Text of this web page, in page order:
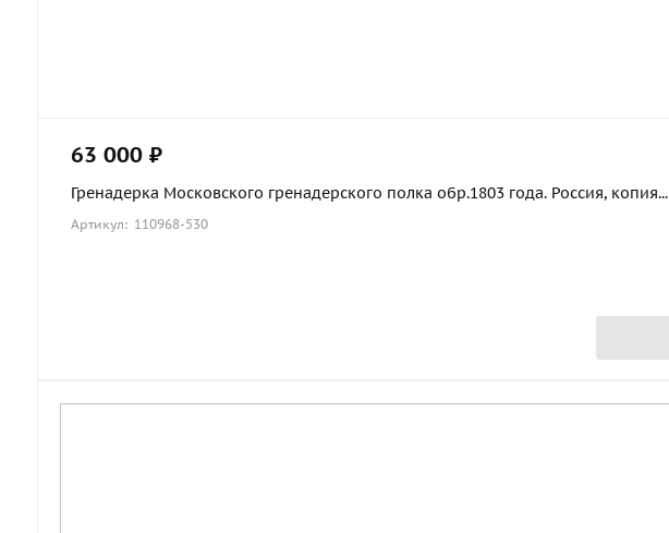
63 000 ₽
Гренадерка Московского гренадерского полка обр.1803 года. Россия, копия...
Артикул: 110968-530